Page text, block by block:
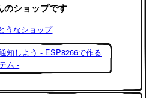
のショップです
うなショップ
知しよう - ESP8266で作る
ム -